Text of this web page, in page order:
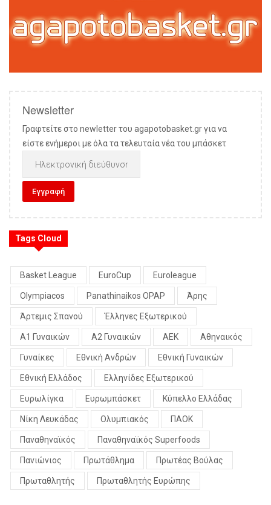
Newsletter
Γραφτείτε στο newletter του agapotobasket.gr για να
είστε ενήμεροι με όλα τα τελευταία νέα του μπάσκετ
Tags Cloud
Basket League EuroCup Euroleague
Olympiacos Panathinaikos OPAP Άρης
Άρτεμις Σπανού Έλληνες Εξωτερικού
Α1 Γυναικών Α2 Γυναικών ΑΕΚ Αθηναικός
Γυναίκες Εθνική Ανδρών Εθνική Γυναικών
Εθνική Ελλάδος Ελληνίδες Εξωτερικού
Ευρωλίγκα Ευρωμπάσκετ Κύπελλο Ελλάδας
Νίκη Λευκάδας Ολυμπιακός ΠΑΟΚ
Παναθηναϊκός Παναθηναϊκός Superfoods
Πανιώνιος Πρωτάθλημα Πρωτέας Βούλας
Πρωταθλητής Πρωταθλητής Ευρώπης